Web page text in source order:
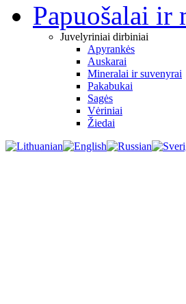
Papuošalai ir
Juvelyriniai dirbiniai
Apyrankės
Auskarai
Mineralai ir suvenyrai
Pakabukai
Sagės
Vėriniai
Žiedai